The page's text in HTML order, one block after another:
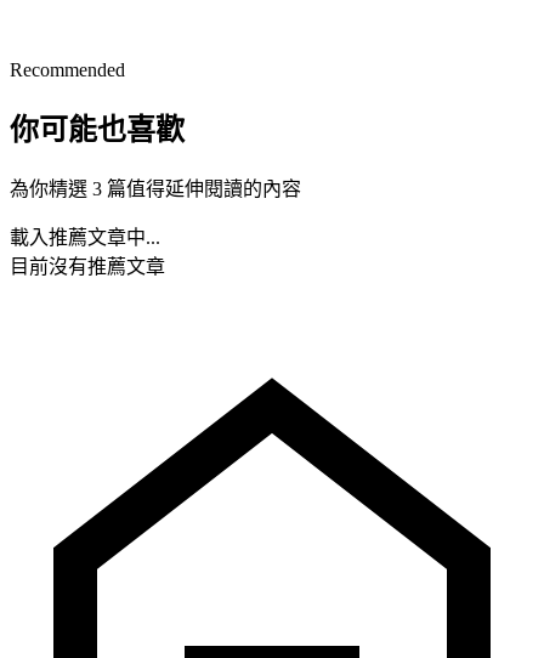
Recommended
你可能也喜歡
為你精選 3 篇值得延伸閱讀的內容
載入推薦文章中...
目前沒有推薦文章